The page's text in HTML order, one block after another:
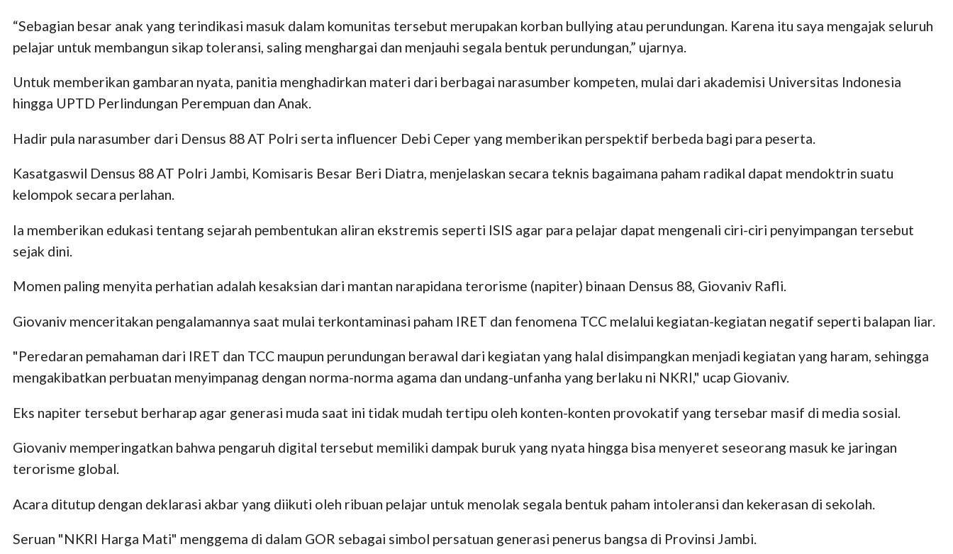
“Sebagian besar anak yang terindikasi masuk dalam komunitas tersebut merupakan korban bullying atau perundungan. Karena itu saya mengajak seluruh
pelajar untuk membangun sikap toleransi, saling menghargai dan menjauhi segala bentuk perundungan,” ujarnya.
Untuk memberikan gambaran nyata, panitia menghadirkan materi dari berbagai narasumber kompeten, mulai dari akademisi Universitas Indonesia
hingga UPTD Perlindungan Perempuan dan Anak.
Hadir pula narasumber dari Densus 88 AT Polri serta influencer Debi Ceper yang memberikan perspektif berbeda bagi para peserta.
Kasatgaswil Densus 88 AT Polri Jambi, Komisaris Besar Beri Diatra, menjelaskan secara teknis bagaimana paham radikal dapat mendoktrin suatu
kelompok secara perlahan.
Ia memberikan edukasi tentang sejarah pembentukan aliran ekstremis seperti ISIS agar para pelajar dapat mengenali ciri-ciri penyimpangan tersebut
sejak dini.
Momen paling menyita perhatian adalah kesaksian dari mantan narapidana terorisme (napiter) binaan Densus 88, Giovaniv Rafli.
Giovaniv menceritakan pengalamannya saat mulai terkontaminasi paham IRET dan fenomena TCC melalui kegiatan-kegiatan negatif seperti balapan liar.
"Peredaran pemahaman dari IRET dan TCC maupun perundungan berawal dari kegiatan yang halal disimpangkan menjadi kegiatan yang haram, sehingga
mengakibatkan perbuatan menyimpanag dengan norma-norma agama dan undang-unfanha yang berlaku ni NKRI," ucap Giovaniv.
Eks napiter tersebut berharap agar generasi muda saat ini tidak mudah tertipu oleh konten-konten provokatif yang tersebar masif di media sosial.
Giovaniv memperingatkan bahwa pengaruh digital tersebut memiliki dampak buruk yang nyata hingga bisa menyeret seseorang masuk ke jaringan
terorisme global.
Acara ditutup dengan deklarasi akbar yang diikuti oleh ribuan pelajar untuk menolak segala bentuk paham intoleransi dan kekerasan di sekolah.
Seruan "NKRI Harga Mati" menggema di dalam GOR sebagai simbol persatuan generasi penerus bangsa di Provinsi Jambi.